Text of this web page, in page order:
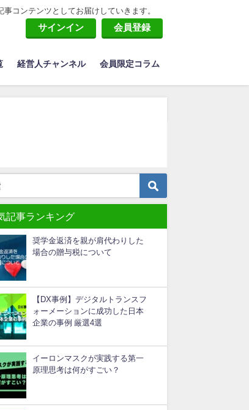
コンテンツとしてお届けしていきます。
サインイン 会員登録
経営人チャンネル 会員限定コラム
記事ランキング
奨学金返済を親が肩代わりした
場合の贈与税について
【DX事例】デジタルトランスフ
ォーメーションに成功した日本
企業の事例 厳選4選
イーロンマスクが実践する第一
原理思考は何がすごい？